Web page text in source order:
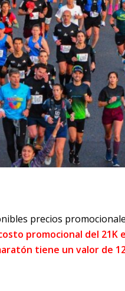
precios
promocional del 21K
tiene un valor de